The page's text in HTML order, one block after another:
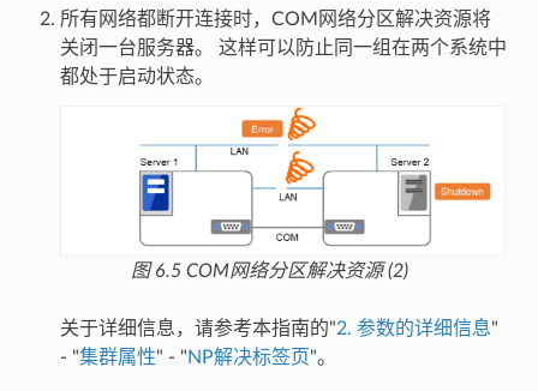
所有网络都断开连接时，COM网络分区解决资源将
关闭一台服务器。 这样可以防止同一组在两个系统中
都处于启动状态。
图 6.5 COM网络分区解决资源 (2)
关于详细信息，请参考本指南的"2. 参数的详细信息"
- "集群属性" - "NP解决标签页"。